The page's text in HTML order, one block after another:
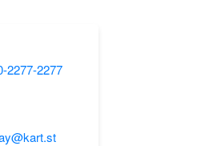
2277-2277